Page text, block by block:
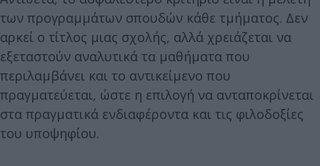
των προγραμμάτων σπουδών κάθε τμήματος. Δεν
αρκεί ο τίτλος μιας σχολής, αλλά χρειάζεται να
εξεταστούν αναλυτικά τα μαθήματα που
περιλαμβάνει και το αντικείμενο που
πραγματεύεται, ώστε η επιλογή να ανταποκρίνεται
στα πραγματικά ενδιαφέροντα και τις φιλοδοξίες
του υποψηφίου.